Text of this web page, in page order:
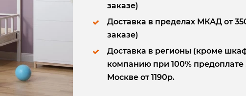
заказе)
Доставка в пределах МКАД от
заказе)
Доставка в регионы (кроме
компанию при 100% предоплате
Москве от 1190р.